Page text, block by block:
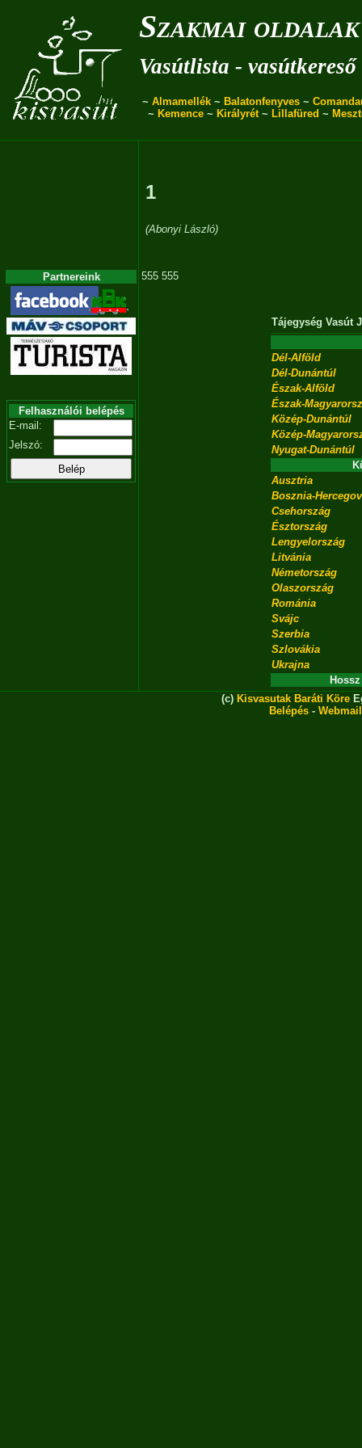
Szakmai oldalak
Vasútlista - vasútkereső
~ Almamellék ~ Balatonfenyves ~
~ Kemence~ Királyrét~ Lillafüred ~
Partnereink
Felhasználói belépés
E-mail:
Jelszó:
1
(Abonyi László)
555 555
Tájegység Vasút
Dél-Alföld
Dél-Dunántúl
Észak-Alföld
Észak-
Közép-Dunántúl
Közép-
Nyugat-Dunántúl
Ausztria
Bosznia-
Csehország
Észtország
Lengyelország
Litvánia
Németország
Olaszország
Románia
Svájc
Szerbia
Szlovákia
Ukrajna
(c) Kisvasutak Baráti Köre
Belépés - Webmail